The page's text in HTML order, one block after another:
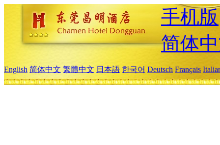
手机版
简体
English 简体中文 繁體中文 日本語 한국어 Deutsch Français